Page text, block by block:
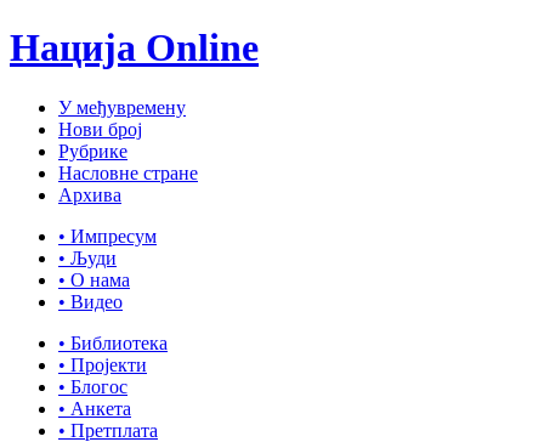
Нација Online
У међувремену
Нови број
Рубрике
Насловне стране
Архива
• Импресум
• Људи
• О нама
• Видео
• Библиотека
• Пројекти
• Блогос
• Анкета
• Претплата